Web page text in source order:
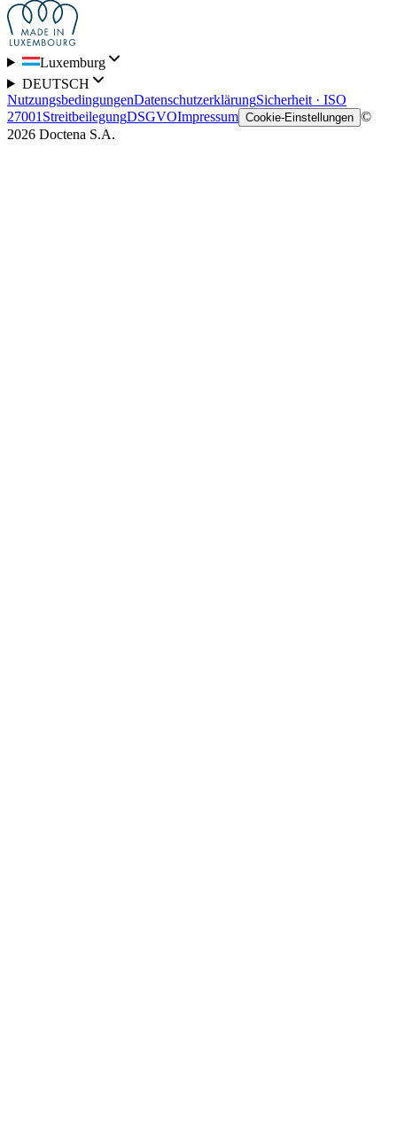
Luxemburg
DEUTSCH
NutzungsbedingungenDatenschutzerklärungSicherheit · ISO
27001 StreitbeilegungDSGVOImpressum Cookie-Einstellungen ©
2026 Doctena S.A.